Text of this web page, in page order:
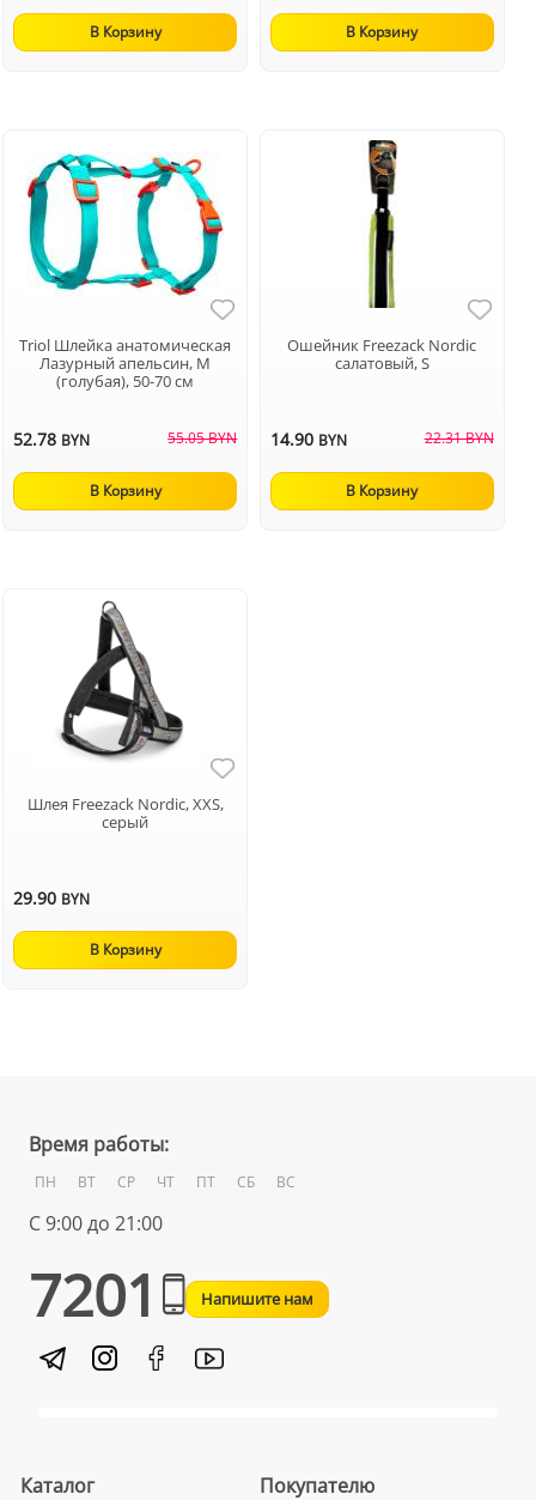
В Корзину В Корзину
Triol Шлейка анатомическая
Лазурный апельсин, M
(голубая), 50-70 см
52.78 BYN 55.05 BYN
В Корзину
Ошейник Freezack Nordic
салатовый, S
14.90 BYN 22.31 BYN
В Корзину
Шлея Freezack Nordic, XXS,
серый
29.90 BYN
В Корзину
Время работы:
ПН ВТ СР ЧТ ПТ СБ ВС
С 9:00 до 21:00
7201 Напишите нам
Каталог Покупателю